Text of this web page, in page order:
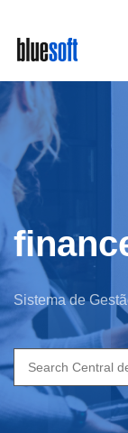
main
content
Sistema de
Search
for: